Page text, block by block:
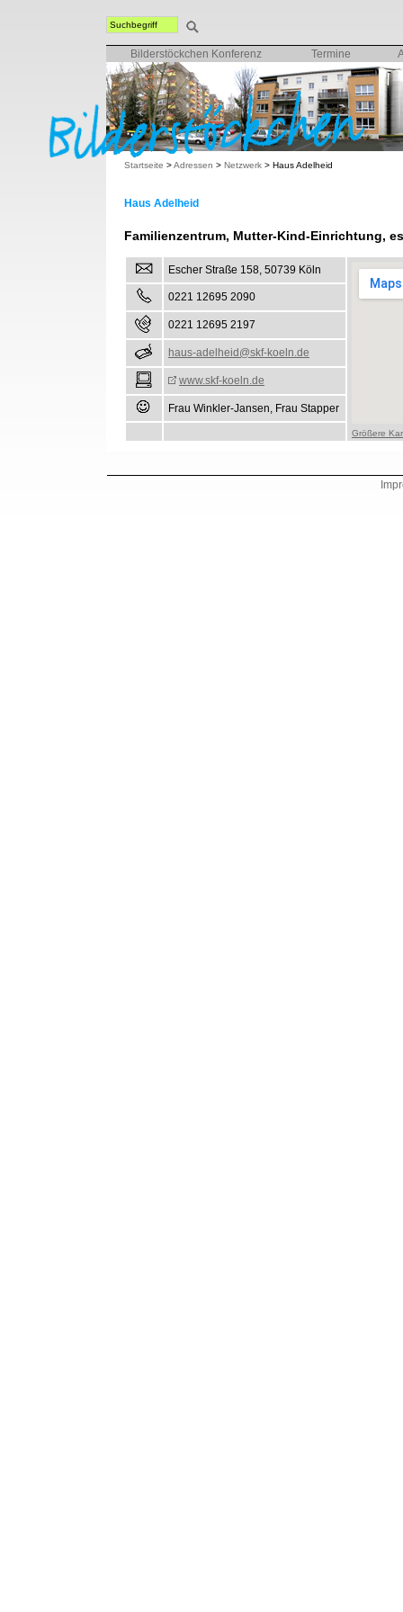
Bilderstöckchen Konferenz Termine
Startseite >Adressen > Netzwerk > Haus Adelheid
Haus Adelheid
Familienzentrum, Mutter-Kind-Einrichtung,
Escher Straße 158, 50739 Köln
Größere
0221 12695 2090
0221 12695 2197
haus-adelheid@skf-koeln.de
www.skf-koeln.de
Frau Winkler-Jansen, Frau Stapper